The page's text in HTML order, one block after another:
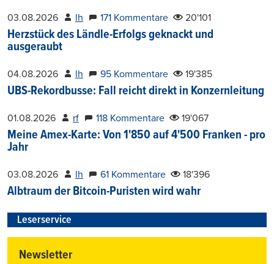
03.08.2026 lh 171 Kommentare 20'101
Herzstück des Ländle-Erfolgs geknackt und
ausgeraubt
04.08.2026 lh 95 Kommentare 19'385
UBS-Rekordbusse: Fall reicht direkt in Konzernleitung
01.08.2026 rf 118 Kommentare 19'067
Meine Amex-Karte: Von 1'850 auf 4'500 Franken - pro
Jahr
03.08.2026 lh 61 Kommentare 18'396
Albtraum der Bitcoin-Puristen wird wahr
Leserservice
Newsletter